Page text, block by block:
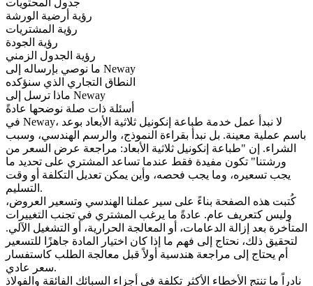
رؤية أرضية الورشة
رؤية المشتريات
رؤية الجودة
رؤية الجدول الزمني
ما نوصي بإرساله إلى Neway
النطاق التجاري الذي سنؤكده
ماذا ترسل إلى Neway
أسئلة ذات صلة نوضحها عادةً
في Neway، لا نبدأ عمل خدمة طباعة إنكونيل ثلاثية الأبعاد بوعد
باسم عملية معينة. بل نبدأ بقراءة النموذج، والرسم الهندسي، وسبب
الشراء. إن "طباعة إنكونيل ثلاثية الأبعاد: مراجعة عرض السعر من
ورشتنا" تكون مفيدة فقط عندما تساعد المشتري على تحديد ما
يجب تسعيره، وما يجب فحصه، وأين يمكن تعديل التكلفة أو وقت
التسليم.
كُتبت هذه الصفحة بناءً على سير عملنا الهندسي وتسعير العروض،
وليس كتعريف عام. عادةً ما يرغب المشتري في تجنب التغييرات
المتأخرة بعد إزالة الدعامات، أو المعالجة الحرارية، أو التشغيل الآلي.
لتحقيق ذلك، نحتاج إلى فهم ما إذا كان اختيار المادة جاهزًا للتسعير
أم يحتاج إلى مراجعة هندسية أولاً قبل معالجة الطلب كاستفسار
سعر عادي.
نادراً ما تنتج الأخطاء الأكثر تكلفة في أجزاء السبائك الفائقة والفولاذ